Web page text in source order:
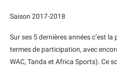
Saison 2017-2018
Sur ses 5 dernières années c’est
termes de participation, avec
WAC, Tanda et Africa Sports). Ce